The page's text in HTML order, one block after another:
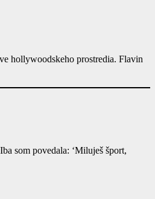
hollywoodskeho prostredia. Flavin
Iba som povedala: ‘Miluješ šport,